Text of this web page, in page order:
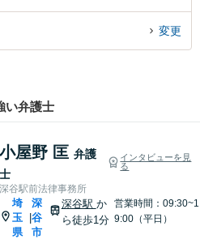
変更
い弁護士
小屋野 匡 弁護
士
インタビューを見
る
深谷駅前法律事務所
埼
玉
県
深
谷
市
深谷駅 か
ら徒歩1分
営業時間：09:30~1
9:00（平日）